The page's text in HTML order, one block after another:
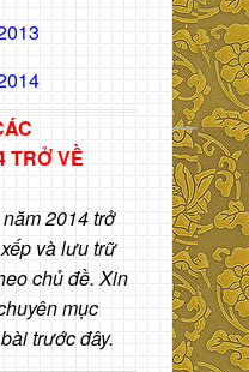
TRỞ VỀ
2014 trở
và lưu trữ
chủ đề. Xin
mục
trước đây.